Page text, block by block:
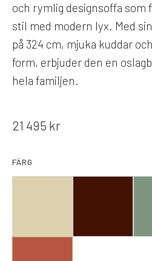
och rymlig designsoffa som
stil med modern lyx. Med
på 324 cm, mjuka kuddar
form, erbjuder den en
hela familjen.
21 495 kr
FÄRG